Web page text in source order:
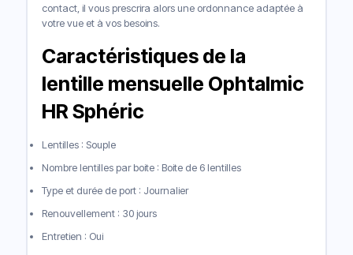
contact, il vous prescrira alors une ordonnance adaptée à
votre vue et à vos besoins.
Caractéristiques de la
lentille mensuelle Ophtalmic
HR Sphéric
Lentilles : Souple
Nombre lentilles par boite : Boite de 6 lentilles
Type et durée de port : Journalier
Renouvellement : 30 jours
Entretien : Oui